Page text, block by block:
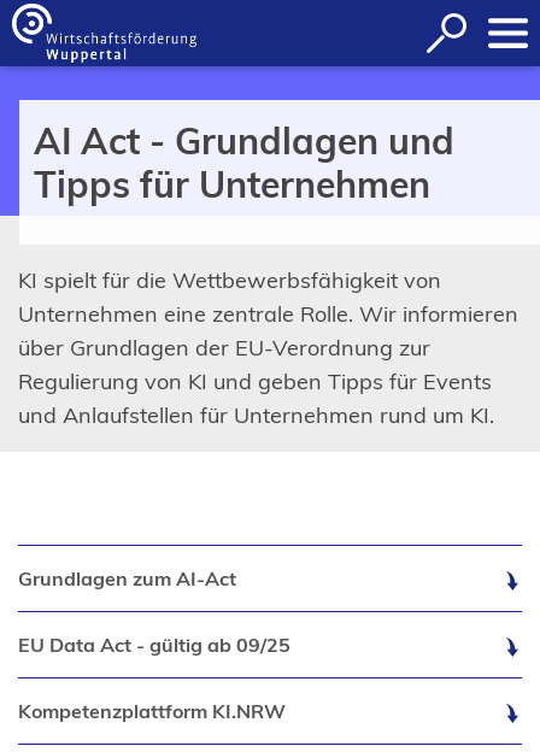
Inhalt anspringen
Suche
öffnen
AI Act - Grundlagen und
Tipps für Unternehmen
KI spielt für die Wettbewerbsfähigkeit von
Unternehmen eine zentrale Rolle. Wir informieren
über Grundlagen der EU-Verordnung zur
Regulierung von KI und geben Tipps für Events
und Anlaufstellen für Unternehmen rund um KI.
Grundlagen zum AI-Act
EU Data Act - gültig ab 09/25
Kompetenzplattform KI.NRW